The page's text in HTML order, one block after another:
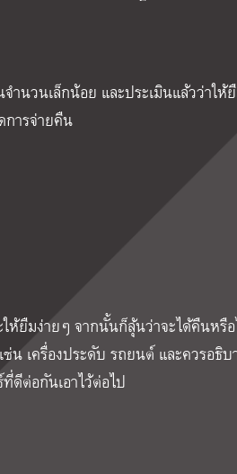
ำนวนเล็กน้อย และประเมินแล้วว่าใ
การจ่ายคืน
ห้ยืมง่ายๆ จากนั้นก็ลุ้นว่าจะได้คืนหรื
น เครื่องประดับ รถยนต์ และควรอธิ
ดีต่อกันเอาไว้ต่อไป